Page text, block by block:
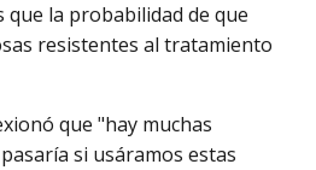
que la probabilidad de que
resistentes al tratamiento
que "hay muchas
si usáramos estas